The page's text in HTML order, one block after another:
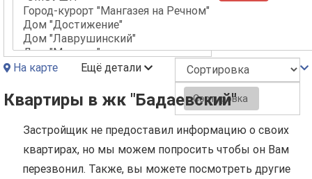
На карте Ещё детали
Сортировка
Квартиры в жк "Бадаевский"
Застройщик не предоставил информацию о своих
квартирах, но мы можем попросить чтобы он Вам
перезвонил. Также, вы можете посмотреть другие